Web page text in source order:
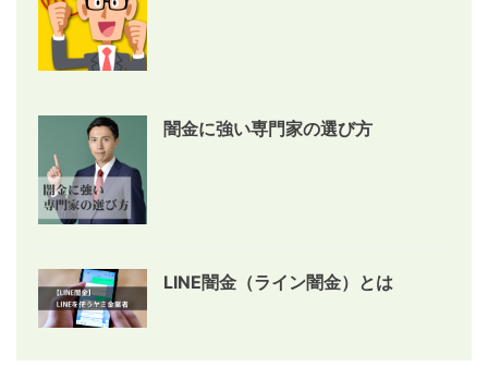
闇金に強い専門家の選び方
LINE闇金（ライン闇金）とは